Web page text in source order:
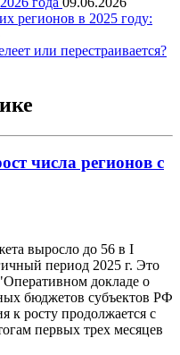
регионов в 2025 году:
или перестраивается?
числа регионов с
выросло до 56 в I
период 2025 г. Это
докладе о
бюджетов субъектов РФ
к росту продолжается с
первых трех месяцев